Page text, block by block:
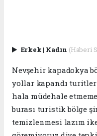
Erkek| Kadın (Haberi
Nevşehir kapadokya
yollar kapandı
hala müdehale
burası turistik bölge
temizlenmesi lazım